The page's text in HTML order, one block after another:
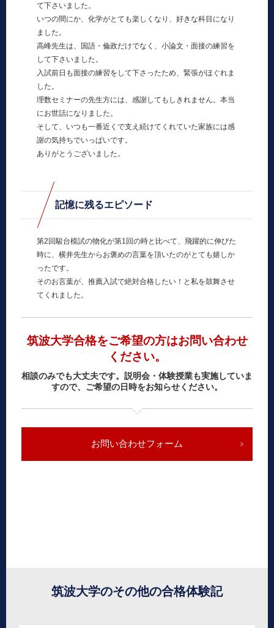
て下さいました。
いつの間にか、化学がとても楽しくなり、好きな科目になり
ました。
高峰先生は、国語・倫政だけでなく、小論文・面接の練習を
して下さいました。
入試前日も面接の練習をして下さったため、緊張がほぐれま
した。
理数セミナーの先生方には、感謝してもしきれません。本当
にお世話になりました。
そして、いつも一番近くで支え続けてくれていた家族には感
謝の気持ちでいっぱいです。
ありがとうございました。
記憶に残るエピソード
第2回駿台模試の物化が第1回の時と比べて、飛躍的に伸びた
時に、横井先生からお褒めの言葉を頂いたのがとても嬉しか
ったです。
そのお言葉が、推薦入試で絶対合格したい！と私を鼓舞させ
てくれました。
筑波大学合格をご希望の方はお問い合わせ
ください。
相談のみでも大丈夫です。説明会・体験授業も実施していま
すので、ご希望の日時をお知らせください。
お問い合わせフォーム
筑波大学のその他の合格体験記